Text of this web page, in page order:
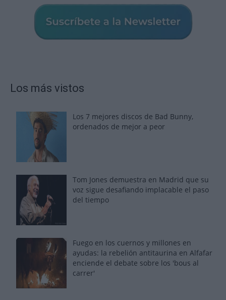
Los más vistos
Los 7 mejores discos de Bad Bunny,
ordenados de mejor a peor
Tom Jones demuestra en Madrid que su
voz sigue desafiando implacable el paso
del tiempo
Fuego en los cuernos y millones en
ayudas: la rebelión antitaurina en Alfafar
enciende el debate sobre los 'bous al
carrer'